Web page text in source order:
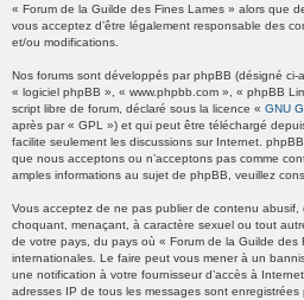
« Forum de la Guilde des Fines Lames » alors que
vous acceptez d’être légalement responsable des
et/ou modifications.
Nos forums sont développés par phpBB (désigné ci-
« logiciel phpBB », « www.phpbb.com », « phpBB
script libre de forum, déclaré sous la licence « GNU
après par « GPL ») et qui peut être téléchargé
facilite seulement les discussions sur Internet.
que nous acceptons ou n’acceptons pas comme
amples informations au sujet de phpBB, veuillez
Vous acceptez de ne pas publier de contenu abusif,
choquant, menaçant, à caractère sexuel ou tout
de votre pays, du pays où « Forum de la Guilde
internationales. Le faire peut vous mener à un
une notification à votre fournisseur d’accès à
adresses IP de tous les messages sont